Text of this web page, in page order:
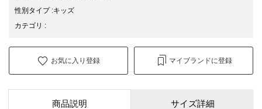
性別タイプ:キッズ
カテゴリ :
お気に入り登録 マイブランドに登録
商品説明 サイズ詳細